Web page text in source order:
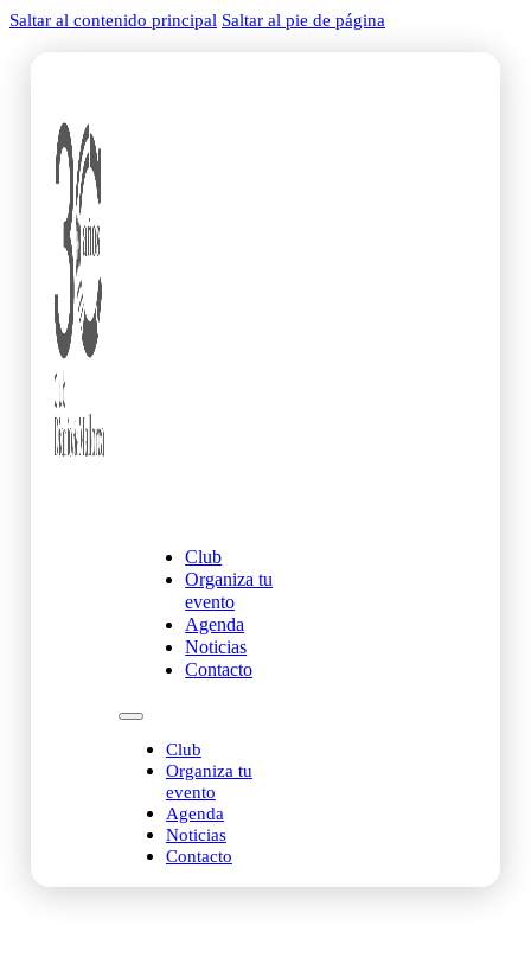
Saltar al contenido principal Saltar al pie de página
Club
Organiza tu
evento
Agenda
Noticias
Contacto
Club
Organiza tu
evento
Agenda
Noticias
Contacto